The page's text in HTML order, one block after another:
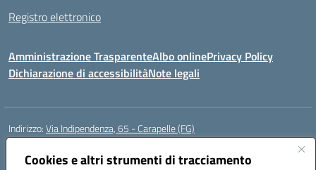
Cookies e altri strumenti di tracciamento
Registro elettronico
Amministrazione TrasparenteAlbo onlinePrivacy Policy
Dichiarazione di accessibilitàNote legali
Indirizzo:Via Indipendenza, 65 - Carapelle (FG)
Centralino:
Posta elettronica certificata (PEC):fgic822001@pec.istruzione.it